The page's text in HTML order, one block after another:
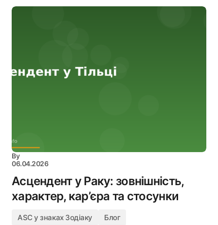
By
06.04.2026
Асцендент у Раку: зовнішність,
характер, кар’єра та стосунки
ASC у знаках Зодіаку Блог